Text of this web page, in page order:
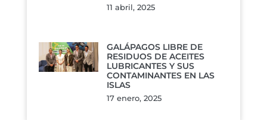
11 abril, 2025
GALÁPAGOS LIBRE DE
RESIDUOS DE ACEITES
LUBRICANTES Y SUS
CONTAMINANTES EN LAS
ISLAS
17 enero, 2025